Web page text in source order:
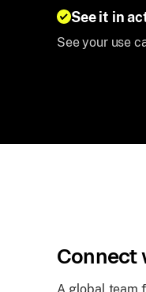
See it in
See your use
Connect